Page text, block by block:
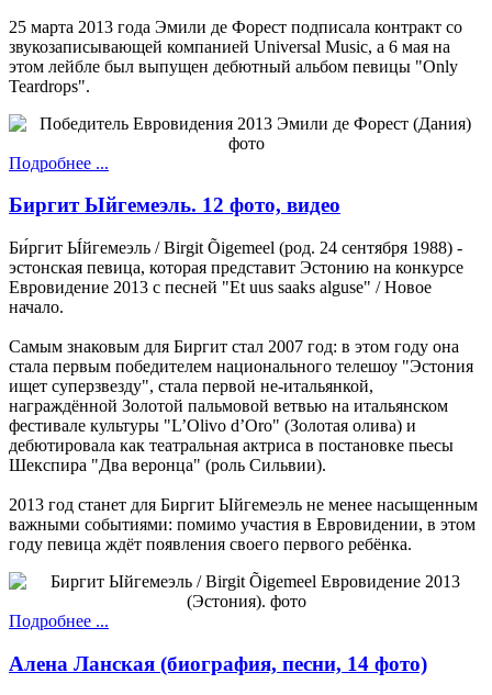
25 марта 2013 года Эмили де Форест подписала контракт со
звукозаписывающей компанией Universal Music, а 6 мая на
этом лейбле был выпущен дебютный альбом певицы "Only
Teardrops".
Подробнее ...
Биргит Ыйгемеэль. 12 фото, видео
Би́ргит Ы́йгемеэль / Birgit Õigemeel (род. 24 сентября 1988) -
эстонская певица, которая представит Эстонию на конкурсе
Евровидение 2013 с песней "Et uus saaks alguse" / Новое
начало.
Самым знаковым для Биргит стал 2007 год: в этом году она
стала первым победителем национального телешоу "Эстония
ищет суперзвезду", стала первой не-итальянкой,
награждённой Золотой пальмовой ветвью на итальянском
фестивале культуры "L’Olivo d’Oro" (Золотая олива) и
дебютировала как театральная актриса в постановке пьесы
Шекспира "Два веронца" (роль Сильвии).
2013 год станет для Биргит Ыйгемеэль не менее насыщенным
важными событиями: помимо участия в Евровидении, в этом
году певица ждёт появления своего первого ребёнка.
Подробнее ...
Алена Ланская (биография, песни, 14 фото)